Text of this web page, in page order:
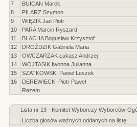
7
BUICAN Marek
8
PILARZ Szymon
9
WIĘZIK Jan Piotr
10
PARA Marcin Ryszard
11
BLACHA Bogusław Krzysztof
12
DROŹDZIK Gabriela Maria
13
OWCZARZAK Łukasz Andrzej
14
WOJTASIK Iwonna Julianna
15
SZATKOWSKI Paweł Leszek
16
DEREWIECKI Piotr Paweł
Razem
Lista nr 13 - Komitet Wyborczy Wyborców-
Liczba głosów ważnych oddanych na listę: